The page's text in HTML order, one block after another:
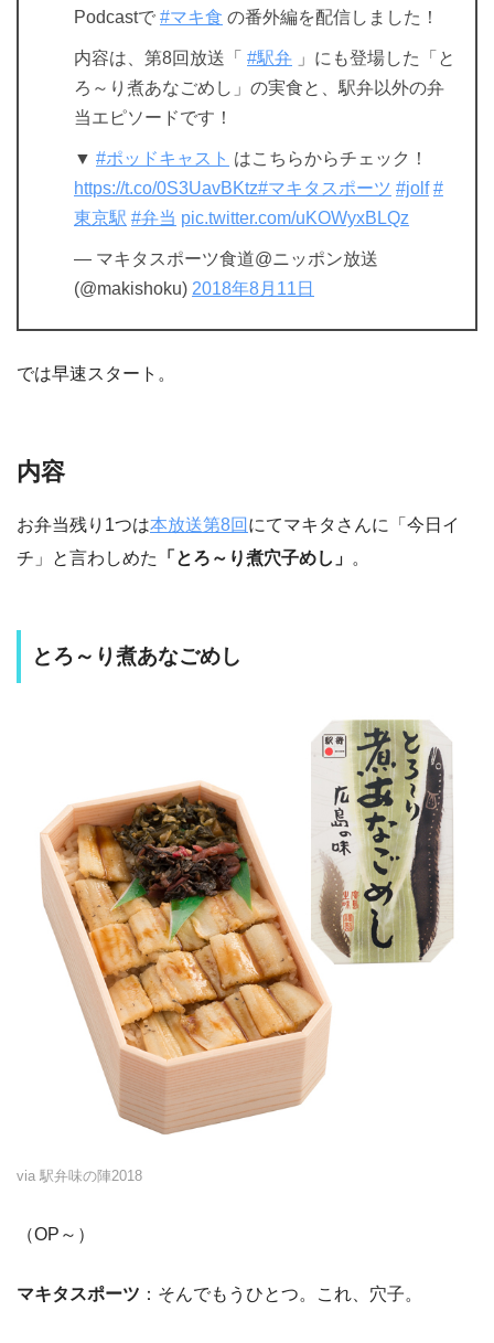
Podcastで #マキ食 の番外編を配信しました！
内容は、第8回放送「 #駅弁 」にも登場した「と
ろ～り煮あなごめし」の実食と、駅弁以外の弁
当エピソードです！
▼ #ポッドキャスト はこちらからチェック！
https://t.co/0S3UavBKtz#マキタスポーツ #jolf #
東京駅 #弁当 pic.twitter.com/uKOWyxBLQz
— マキタスポーツ食道@ニッポン放送
(@makishoku) 2018年8月11日
では早速スタート。
内容
お弁当残り1つは本放送第8回 にてマキタさんに「今日イ
チ」と言わしめた
「とろ～り煮穴子めし」 。
とろ～り煮あなごめし
via 駅弁味の陣2018
（OP～）
マキタスポーツ ：そんでもうひとつ。これ、穴子。